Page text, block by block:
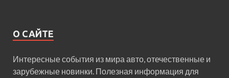
О САЙТЕ
Интересные события из мира авто, отечественные и
зарубежные новинки. Полезная информация для